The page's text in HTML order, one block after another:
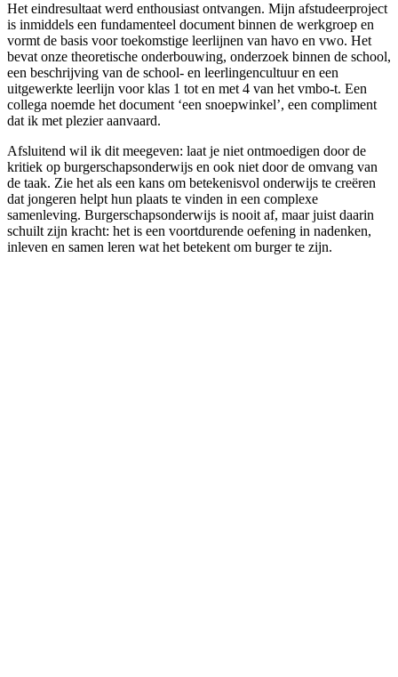
Het eindresultaat werd enthousiast ontvangen. Mijn afstudeerproject
is inmiddels een fundamenteel document binnen de werkgroep en
vormt de basis voor toekomstige leerlijnen van havo en vwo. Het
bevat onze theoretische onderbouwing, onderzoek binnen de school,
een beschrijving van de school- en leerlingencultuur en een
uitgewerkte leerlijn voor klas 1 tot en met 4 van het vmbo-t. Een
collega noemde het document ‘een snoepwinkel’, een compliment
dat ik met plezier aanvaard.
Afsluitend wil ik dit meegeven: laat je niet ontmoedigen door de
kritiek op burgerschapsonderwijs en ook niet door de omvang van
de taak. Zie het als een kans om betekenisvol onderwijs te creëren
dat jongeren helpt hun plaats te vinden in een complexe
samenleving. Burgerschapsonderwijs is nooit af, maar juist daarin
schuilt zijn kracht: het is een voortdurende oefening in nadenken,
inleven en samen leren wat het betekent om burger te zijn.